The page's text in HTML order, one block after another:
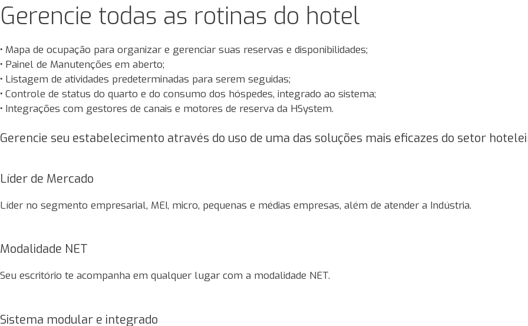
Gerencie todas as rotinas do hotel
• Mapa de ocupação para organizar e gerenciar suas reservas e disponibilidades;
• Painel de Manutenções em aberto;
• Listagem de atividades predeterminadas para serem seguidas;
• Controle de status do quarto e do consumo dos hóspedes, integrado ao sistema;
• Integrações com gestores de canais e motores de reserva da HSystem.
Gerencie seu estabelecimento através do uso de uma das soluções mais eficazes do setor
Líder de Mercado
Líder no segmento empresarial, MEI, micro, pequenas e médias empresas, além de atender a Indústria.
Modalidade NET
Seu escritório te acompanha em qualquer lugar com a modalidade NET.
Sistema modular e integrado